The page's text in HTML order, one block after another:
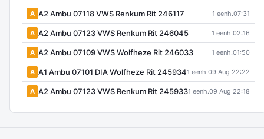
A A2 Ambu 07118 VWS Renkum Rit 246117 1 eenh.07:31
A A2 Ambu 07123 VWS Renkum Rit 246045 1 eenh.02:16
A A2 Ambu 07109 VWS Wolfheze Rit 246033 1 eenh.01:50
A A1 Ambu 07101 DIA Wolfheze Rit 2459341 eenh.09 Aug 22:22
A A2 Ambu 07123 VWS Renkum Rit 2459331 eenh.09 Aug 22:18